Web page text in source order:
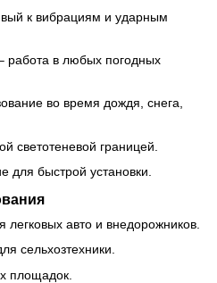
к вибрациям и ударным
работа в любых погодных
во время дождя, снега,
светотеневой границей.
для быстрой установки.
легковых авто и внедорожников.
сельхозтехники.
площадок.